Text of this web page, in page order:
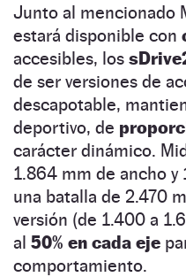
Junto al mencionado
estará disponible con
accesibles, los
de ser versiones de
descapotable,
deportivo, de
carácter dinámico.
1.864 mm de ancho
una batalla de 2.470
versión (de 1.400 a
al 50% en cada eje
comportamiento.